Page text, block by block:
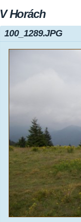
V Horách
100_1289.JPG